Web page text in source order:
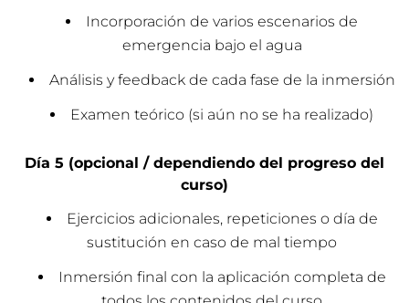
Incorporación de varios escenarios de
emergencia bajo el agua
Análisis y feedback de cada fase de la inmersión
Examen teórico (si aún no se ha realizado)
Día 5 (opcional / dependiendo del progreso del
curso)
Ejercicios adicionales, repeticiones o día de
sustitución en caso de mal tiempo
Inmersión final con la aplicación completa de